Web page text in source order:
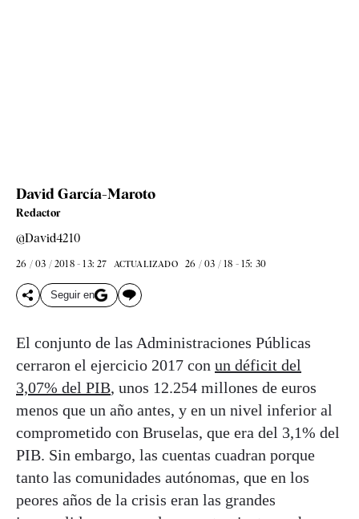
David García-Maroto
Redactor
@David4210
26 / 03 / 2018 - 13: 27 ACTUALIZADO 26 / 03 / 18 - 15: 30
Seguir en
El conjunto de las Administraciones Públicas
cerraron el ejercicio 2017 con un déficit del
3,07% del PIB, unos 12.254 millones de euros
menos que un año antes, y en un nivel inferior al
comprometido con Bruselas, que era del 3,1% del
PIB. Sin embargo, las cuentas cuadran porque
tanto las comunidades autónomas, que en los
peores años de la crisis eran las grandes